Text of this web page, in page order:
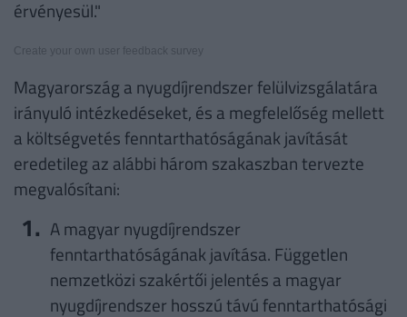
érvényesül."
Create your own user feedback survey
Magyarország a nyugdíjrendszer felülvizsgálatára
irányuló intézkedéseket, és a megfelelőség mellett
a költségvetés fenntarthatóságának javítását
eredetileg az alábbi három szakaszban tervezte
megvalósítani:
A magyar nyugdíjrendszer
fenntarthatóságának javítása. Független
nemzetközi szakértői jelentés a magyar
nyugdíjrendszer hosszú távú fenntarthatósági